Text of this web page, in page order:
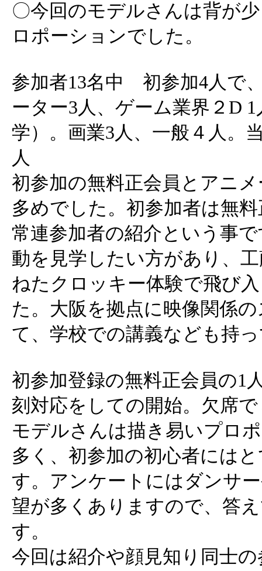
〇今回のモデルさんは背が
ロポーションでした。
参加者13名中 初参加4人で
ーター3人、ゲーム業界２D
学）。画業3人、一般４人。
人
初参加の無料正会員とアニ
多めでした。初参加者は無
常連参加者の紹介という事
動を見学したい方があり、
ねたクロッキー体験で飛び
た。大阪を拠点に映像関係
て、学校での講義なども持
初参加登録の無料正会員の1
刻対応をしての開始。欠席
モデルさんは描き易いプロ
多く、初参加の初心者には
す。アンケートにはダンサ
望が多くありますので、答
す。
今回は紹介や顔見知り同士